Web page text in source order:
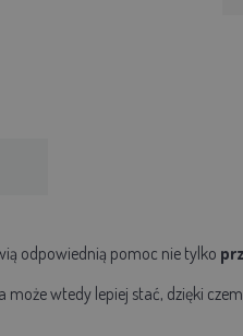
odpowiednią pomoc nie tylko
wtedy lepiej stać, dzięki